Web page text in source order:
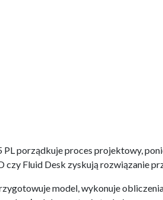
porządkuje proces projektowy,
Fluid Desk zyskują rozwiązanie
model, wykonuje